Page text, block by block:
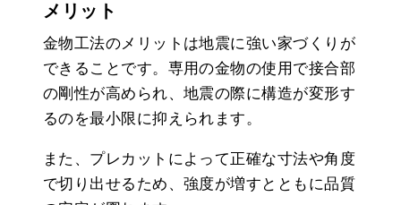
メリット
金物工法のメリットは地震に強い家づくりが
できることです。専用の金物の使用で接合部
の剛性が高められ、地震の際に構造が変形す
るのを最小限に抑えられます。
また、プレカットによって正確な寸法や角度
で切り出せるため、強度が増すとともに品質